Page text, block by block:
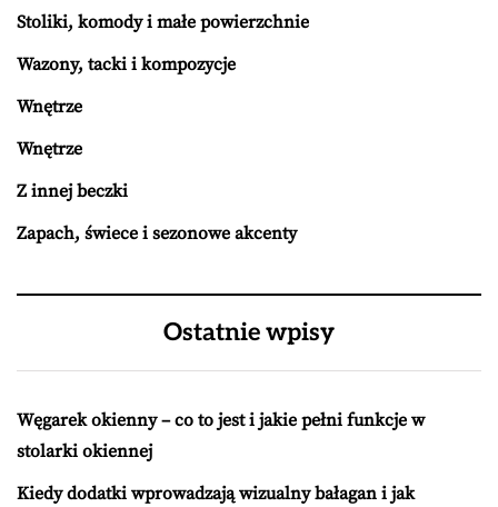
Stoliki, komody i małe powierzchnie
Wazony, tacki i kompozycje
Wnętrze
Wnętrze
Z innej beczki
Zapach, świece i sezonowe akcenty
Ostatnie wpisy
Węgarek okienny – co to jest i jakie pełni funkcje w
stolarki okiennej
Kiedy dodatki wprowadzają wizualny bałagan i jak